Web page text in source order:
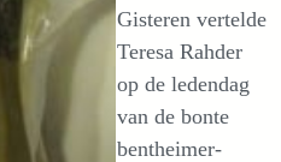
Gisteren vertelde
Teresa Rahder
op de ledendag
van de bonte
bentheimer-